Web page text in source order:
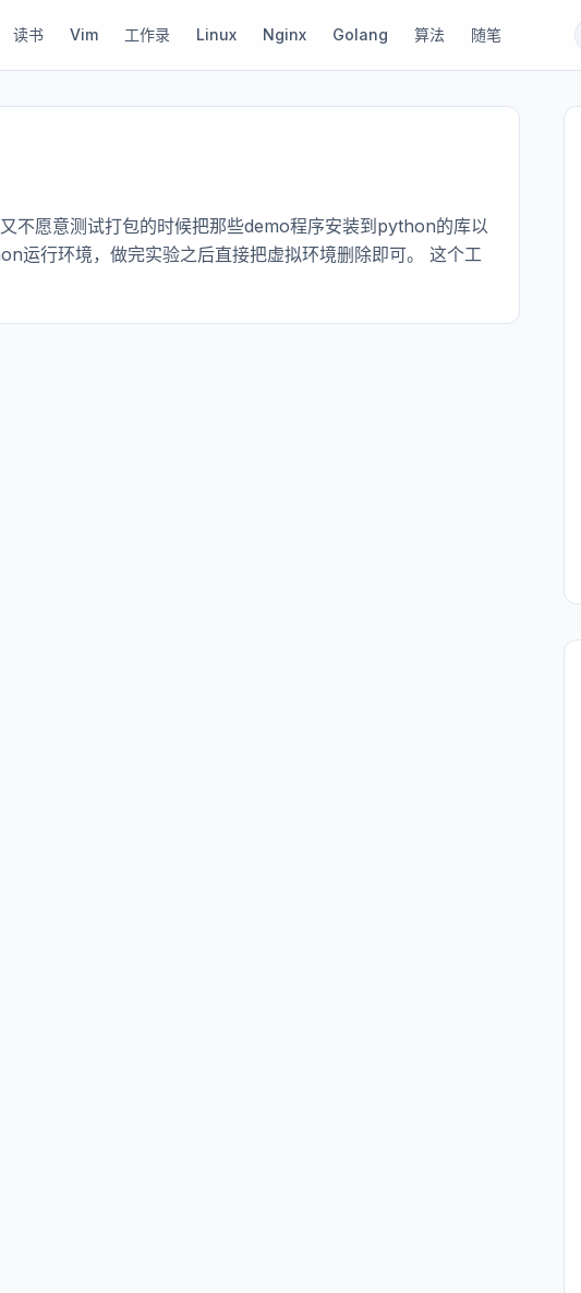
读书 Vim 工作录 Linux Nginx Golang 算法 随笔
不愿意测试打包的时候把那些demo程序安装到python的库以
运行环境，做完实验之后直接把虚拟环境删除即可。 这个工